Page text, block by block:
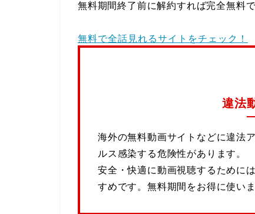
無料期間終了前に解約すれば完全無料
無料で全話見れるサイトをチェック！
違法
海外の無料動画サイトなどに違法
ルス感染する危険性があります。
安全・快適に動画視聴するために
すめです。無料期間をお得に使いま